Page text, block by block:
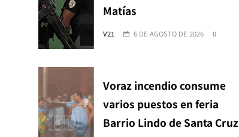
Matías
V21 6 DE AGOSTO DE 2026 0
Voraz incendio consume
varios puestos en feria
Barrio Lindo de Santa Cruz